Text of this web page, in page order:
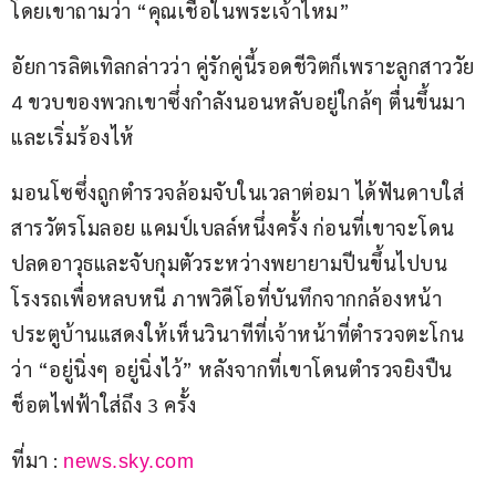
โดยเขาถามว่า “คุณเชื่อในพระเจ้าไหม”
อัยการลิตเทิลกล่าวว่า คู่รักคู่นี้รอดชีวิตก็เพราะลูกสาววัย
4 ขวบของพวกเขาซึ่งกำลังนอนหลับอยู่ใกล้ๆ ตื่นขึ้นมา
และเริ่มร้องไห้
มอนโซซึ่งถูกตำรวจล้อมจับในเวลาต่อมา ได้ฟันดาบใส่
สารวัตรโมลอย แคมป์เบลล์หนึ่งครั้ง ก่อนที่เขาจะโดน
ปลดอาวุธและจับกุมตัวระหว่างพยายามปีนขึ้นไปบน
โรงรถเพื่อหลบหนี ภาพวิดีโอที่บันทึกจากกล้องหน้า
ประตูบ้านแสดงให้เห็นวินาทีที่เจ้าหน้าที่ตำรวจตะโกน
ว่า “อยู่นิ่งๆ อยู่นิ่งไว้” หลังจากที่เขาโดนตำรวจยิงปืน
ช็อตไฟฟ้าใส่ถึง 3 ครั้ง
ที่มา : news.sky.com